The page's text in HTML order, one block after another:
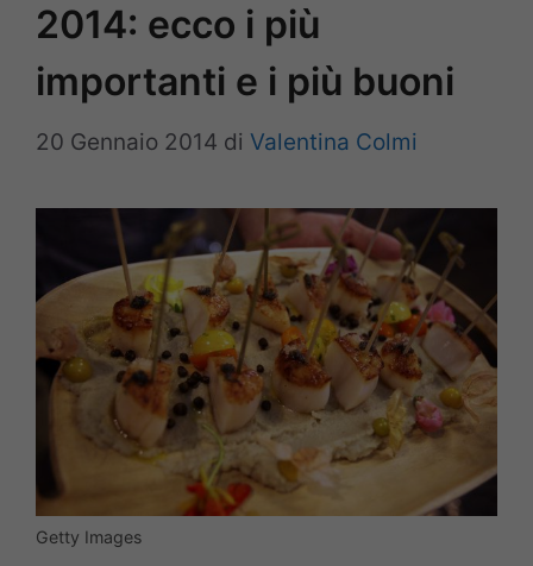
2014: ecco i più
importanti e i più buoni
20 Gennaio 2014 di Valentina Colmi
Getty Images